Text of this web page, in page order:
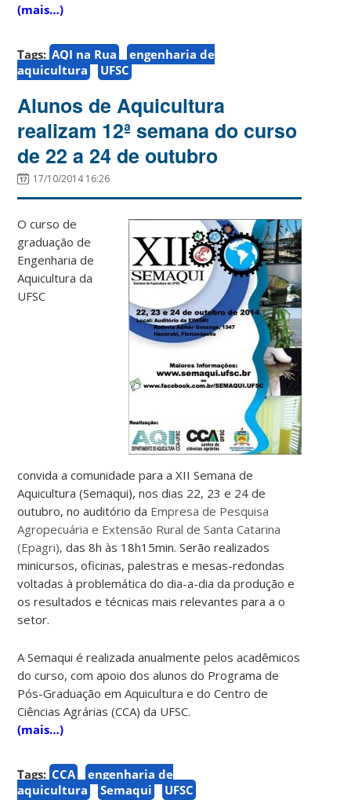
(mais…)
Tags: AQI na Rua
engenharia de
aquicultura
UFSC
Alunos de Aquicultura
realizam 12ª semana do curso
de 22 a 24 de outubro
17/10/2014 16:26
O curso de
graduação de
Engenharia de
Aquicultura da
UFSC
convida a comunidade para a XII Semana de
Aquicultura (Semaqui), nos dias 22, 23 e 24 de
outubro, no auditório da Empresa de Pesquisa
Agropecuária e Extensão Rural de Santa Catarina
(Epagri),das 8h às 18h15min. Serão realizados
minicursos, oficinas, palestras e mesas-redondas
voltadas à problemática do dia-a-dia da produção e
os resultados e técnicas mais relevantes para a o
setor.
A Semaqui é realizada anualmente pelos acadêmicos
do curso, com apoio dos alunos do Programa de
Pós-Graduação em Aquicultura e do Centro de
Ciências Agrárias (CCA) da UFSC.
(mais…)
Tags: CCA
engenharia de
aquicultura
Semaqui UFSC